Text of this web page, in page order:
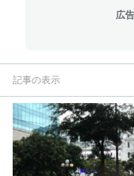
広
記事の表示